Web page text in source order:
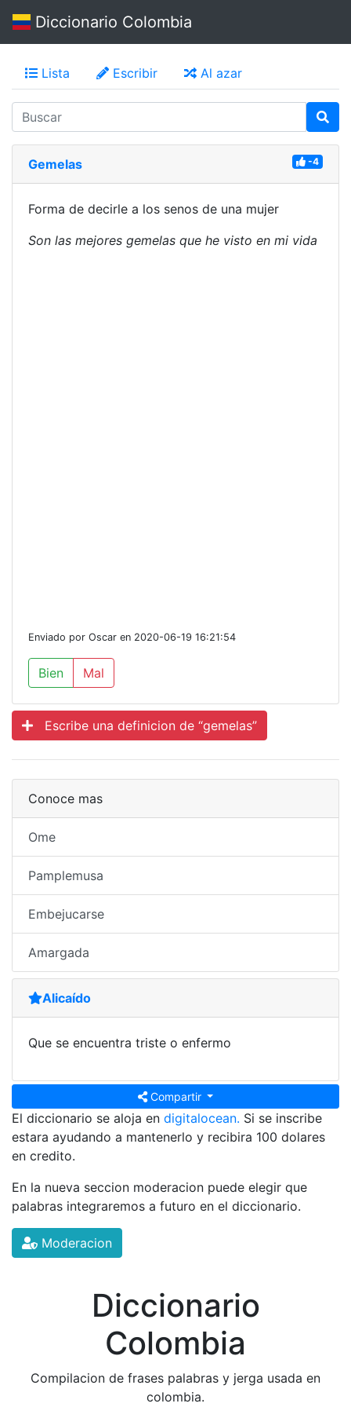
Diccionario Colombia
Lista Escribir Al azar
Gemelas -4
Forma de decirle a los senos de una mujer
Son las mejores gemelas que he visto en mi vida
Enviado por Oscar en 2020-06-19 16:21:54
Bien Mal
Escribe una definicion de “gemelas”
Conoce mas
Ome
Pamplemusa
Embejucarse
Amargada
Alicaído
Que se encuentra triste o enfermo
Compartir
El diccionario se aloja en digitalocean. Si se inscribe
estara ayudando a mantenerlo y recibira 100 dolares
en credito.
En la nueva seccion moderacion puede elegir que
palabras integraremos a futuro en el diccionario.
Moderacion
Diccionario
Colombia
Compilacion de frases palabras y jerga usada en
colombia.